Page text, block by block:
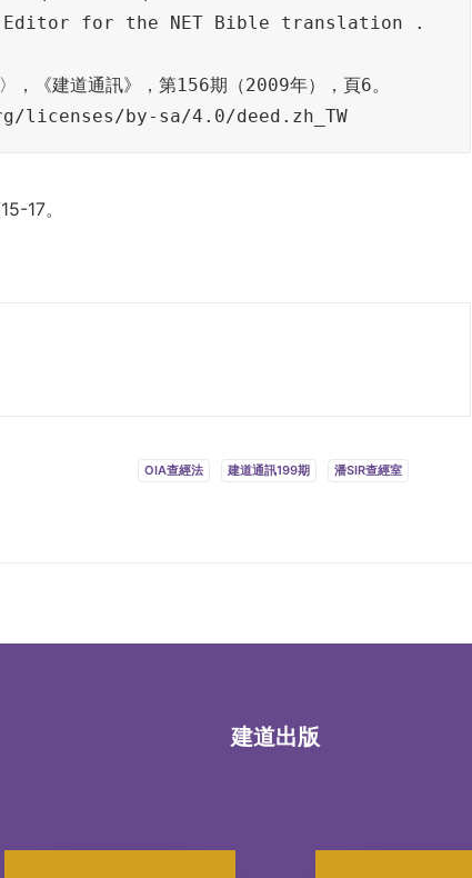
licenses/by-sa/4.0/deed.zh_TW
17。
OIA查經法 建道通訊199期 潘SIR查經室
建道出版